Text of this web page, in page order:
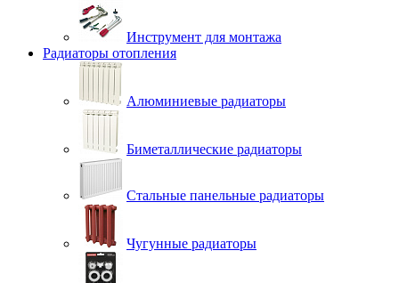
Инструмент для монтажа
Радиаторы отопления
Алюминиевые радиаторы
Биметаллические радиаторы
Стальные панельные радиаторы
Чугунные радиаторы